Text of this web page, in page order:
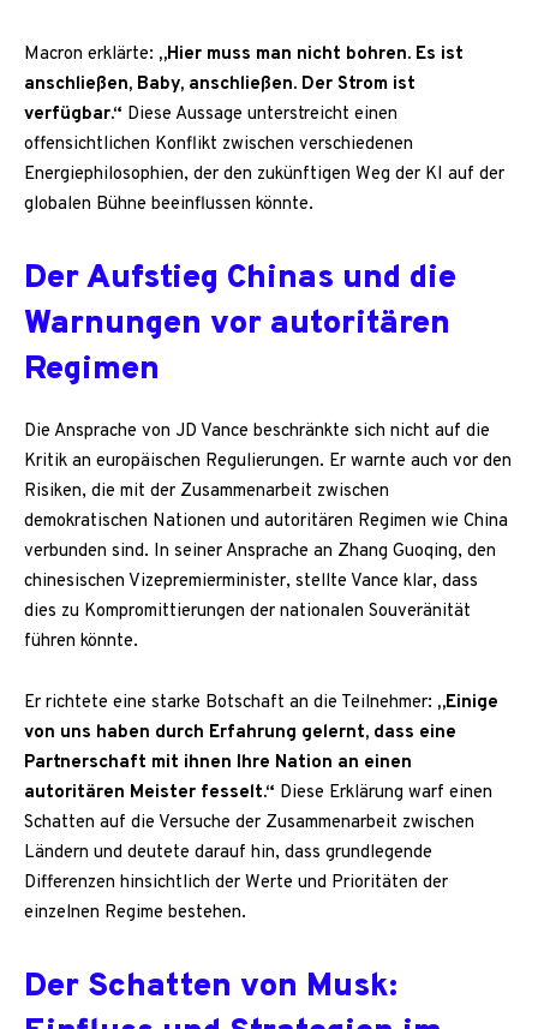
Macron erklärte: „Hier muss man nicht bohren. Es ist
anschließen, Baby, anschließen. Der Strom ist
verfügbar.“ Diese Aussage unterstreicht einen
offensichtlichen Konflikt zwischen verschiedenen
Energiephilosophien, der den zukünftigen Weg der KI auf der
globalen Bühne beeinflussen könnte.
Der Aufstieg Chinas und die
Warnungen vor autoritären
Regimen
Die Ansprache von JD Vance beschränkte sich nicht auf die
Kritik an europäischen Regulierungen. Er warnte auch vor den
Risiken, die mit der Zusammenarbeit zwischen
demokratischen Nationen und autoritären Regimen wie China
verbunden sind. In seiner Ansprache an Zhang Guoqing, den
chinesischen Vizepremierminister, stellte Vance klar, dass
dies zu Kompromittierungen der nationalen Souveränität
führen könnte.
Er richtete eine starke Botschaft an die Teilnehmer: „Einige
von uns haben durch Erfahrung gelernt, dass eine
Partnerschaft mit ihnen Ihre Nation an einen
autoritären Meister fesselt.“ Diese Erklärung warf einen
Schatten auf die Versuche der Zusammenarbeit zwischen
Ländern und deutete darauf hin, dass grundlegende
Differenzen hinsichtlich der Werte und Prioritäten der
einzelnen Regime bestehen.
Der Schatten von Musk: